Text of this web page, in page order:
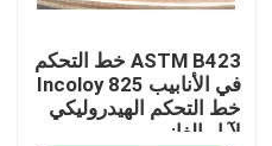
بيت
ASTM B423 خط التحكم
في الأنابيب Incoloy 825
خط التحكم الهيدروليكي
لآبار الغاز